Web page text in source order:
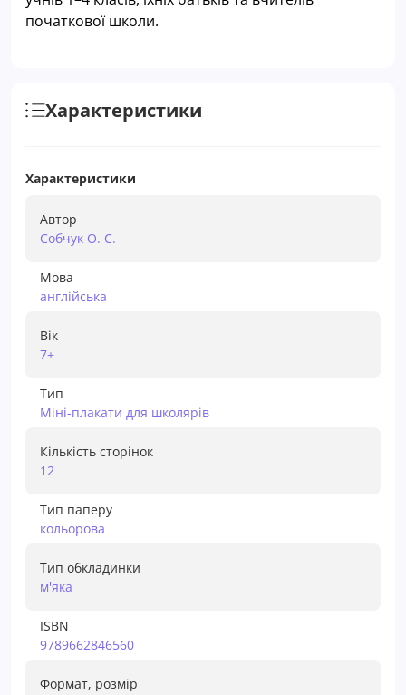
початкової школи.
Характеристики
Характеристики
Автор
Собчук О. С.
Мова
англійська
Вік
7+
Тип
Міні-плакати для школярів
Кількість сторінок
12
Тип паперу
кольорова
Тип обкладинки
м'яка
ISBN
9789662846560
Формат, розмір